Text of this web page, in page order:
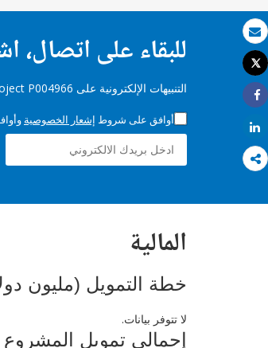
بريد الكتروني
طباعة
Tweet
Share
Share
للبقاء على اتصال،
التنبيهات الإلكترونية على Project P004966
أوافق على شروط إشعار الخصوصية
المالية
خطة التمويل (مليون
لا تتوفر بيانات.
إجمالي تمويل المشروع